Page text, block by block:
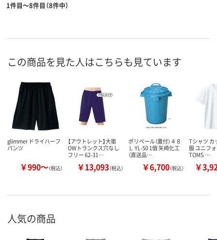
1件目～8件目（8件中）
この商品を見た人はこちらも見ています
glimmer ドライハーフ
パンツ
￥990～（税込）
【アウトレット】大衛
OWトランクス穴なし
フリー 62-31…
￥13,093（税込）
ポリペール（蓋付）４８
Ｌ YL-50 1個 矢崎化工
（直送品…
￥6,700（税込）
Tシャツ カ
服 ユニフ
TOMS …
￥
人気の商品